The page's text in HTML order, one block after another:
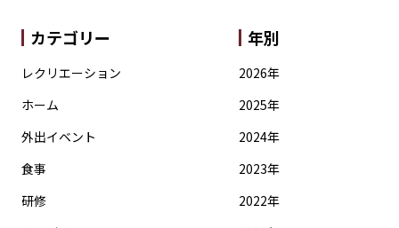
カテゴリー
レクリエーション
ホーム
外出イベント
食事
研修
年別
2026年
2025年
2024年
2023年
2022年